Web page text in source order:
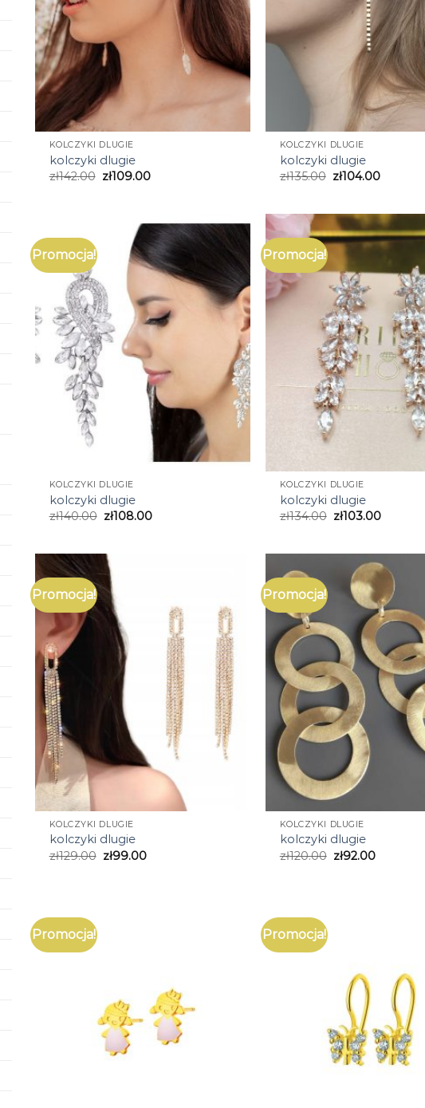
KOLCZYKI DLUGIE
kolczyki dlugie
zł142.00 zł109.00
KOLCZYKI DLUGIE
kolczyki dlugie
zł135.00 zł104.00
Promocja!
KOLCZYKI DLUGIE
kolczyki dlugie
zł140.00 zł108.00
Promocja!
KOLCZYKI DLUGIE
kolczyki dlugie
zł134.00 zł103.00
Promocja!
KOLCZYKI DLUGIE
kolczyki dlugie
zł129.00 zł99.00
Promocja!
KOLCZYKI DLUGIE
kolczyki dlugie
zł120.00 zł92.00
Promocja! Promocja!